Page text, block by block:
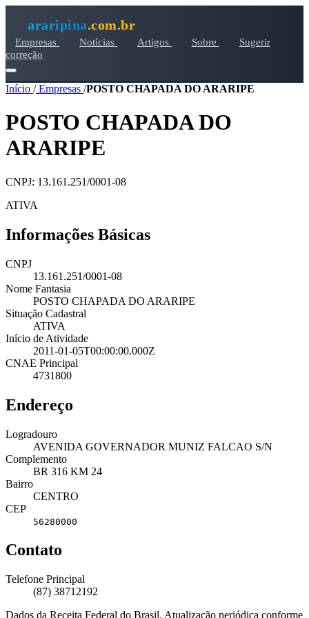
araripina.com.br
Empresas Notícias Artigos Sobre
Sugerir
correção
Início /Empresas /POSTO CHAPADA DO ARARIPE
POSTO CHAPADA DO
ARARIPE
CNPJ: 13.161.251/0001-08
ATIVA
Informações Básicas
CNPJ
13.161.251/0001-08
Nome Fantasia
POSTO CHAPADA DO ARARIPE
Situação Cadastral
ATIVA
Início de Atividade
2011-01-05T00:00:00.000Z
CNAE Principal
4731800
Endereço
Logradouro
AVENIDA GOVERNADOR MUNIZ FALCAO S/N
Complemento
BR 316 KM 24
Bairro
CENTRO
CEP
56280000
Contato
Telefone Principal
(87) 38712192
Dados da Receita Federal do Brasil. Atualização periódica conforme